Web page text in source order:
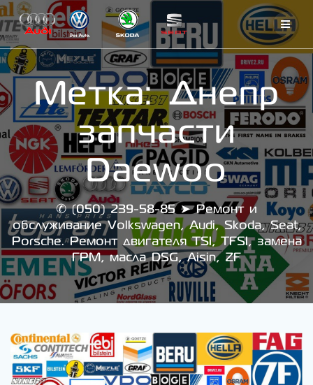
to
content
Метка:Днепр
запчасти
Daewoo
✆ (050) 239-58-85 ➤ Ремонт и
обслуживание Volkswagen, Audi, Skoda, Seat,
Porsche. Ремонт двигателя TSI, TFSI, замена
ГРМ, масла DSG, Aisin, ZF